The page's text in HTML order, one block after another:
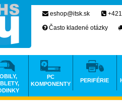
eshop@itsk.sk
Často kladené otázky
PC
KOMPONENTY
PERIFÉRIE